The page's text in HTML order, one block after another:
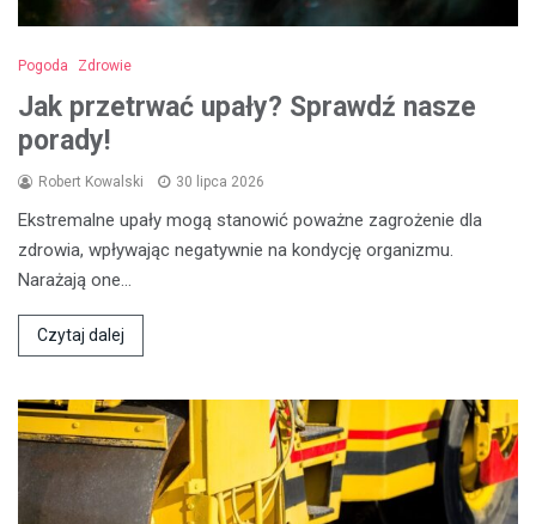
Pogoda Zdrowie
Jak przetrwać upały? Sprawdź nasze
porady!
Robert Kowalski 30 lipca 2026
Ekstremalne upały mogą stanowić poważne zagrożenie dla
zdrowia, wpływając negatywnie na kondycję organizmu.
Narażają one…
Czytaj dalej